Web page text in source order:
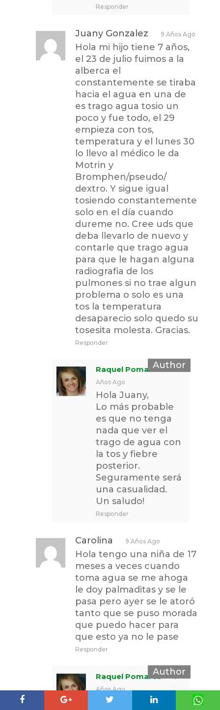
Responder
Juany Gonzalez 9 Años Ago
Hola mi hijo tiene 7 años,
el 23 de julio fuimos a la
alberca el
constantemente se tiraba
hacia el agua en una de
es trago agua tosio un
poco y fue todo, el 29
empieza con tos,
temperatura y el lunes 30
lo llevo al médico le da
Motrin y
Bromphen/pseudo/
dextro. Y sigue igual
tosiendo constantemente
solo en el día cuando
dureme no. Cree uds que
deba llevarlo de nuevo y
contarle que trago agua
para que le hagan alguna
radiografia de los
pulmones si no trae algun
problema o solo es una
tos la temperatura
desaparecio solo quedo su
tosesita molesta. Gracias.
Responder
Raquel Pomares
9
Años Ago
Hola Juany,
Lo más probable
es que no tenga
nada que ver el
trago de agua con
la tos y fiebre
posterior.
Seguramente será
una casualidad.
Un saludo!
Responder
Carolina 9 Años Ago
Hola tengo una niña de 17
meses a veces cuando
toma agua se me ahoga
le doy palmaditas y se le
pasa pero ayer se le atoró
tanto que se puso morada
que puedo hacer para
que esto ya no le pase
Responder
Raquel Pomares
9
Años Ago
Hola Carolina,